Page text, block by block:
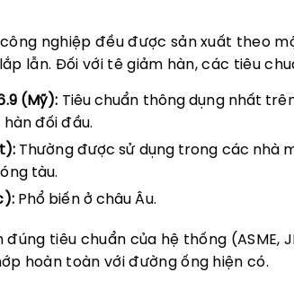
công nghiệp đều được sản xuất theo
lẫn. Đối với tê giảm hàn, các tiêu
(Mỹ): Tiêu chuẩn thông dụng nhất
hàn đối đầu.
Thường được sử dụng trong các nhà
tàu.
Phổ biến ở châu Âu.
đúng tiêu chuẩn của hệ thống
hoàn toàn với đường ống hiện có.